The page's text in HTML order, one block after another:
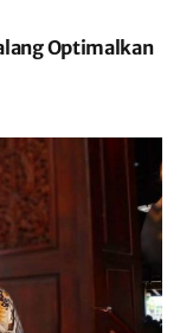
Optimalkan